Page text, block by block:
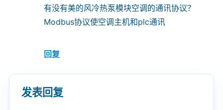
有没有美的风冷热泵模块空调的通讯协议？
Modbus协议使空调主机和plc通讯
回复
发表回复